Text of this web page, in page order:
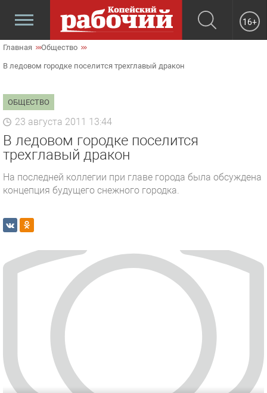
16+
Главная Общество
В ледовом городке поселится трехглавый дракон
ОБЩЕСТВО
23 августа 2011 13:44
В ледовом городке поселится
трехглавый дракон
На последней коллегии при главе города была обсуждена
концепция будущего снежного городка.